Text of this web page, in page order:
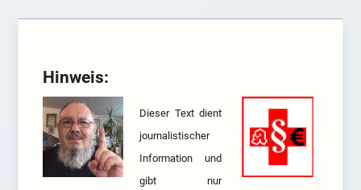
Hinweis:
Dieser Text dient
journalistischer
Information und
gibt nur